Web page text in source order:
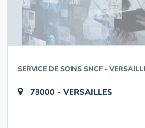
SERVICE DE SOINS SNCF -
78000 - VERSAILLES